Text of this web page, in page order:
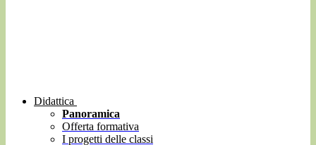
Didattica
Panoramica
Offerta formativa
I progetti delle classi